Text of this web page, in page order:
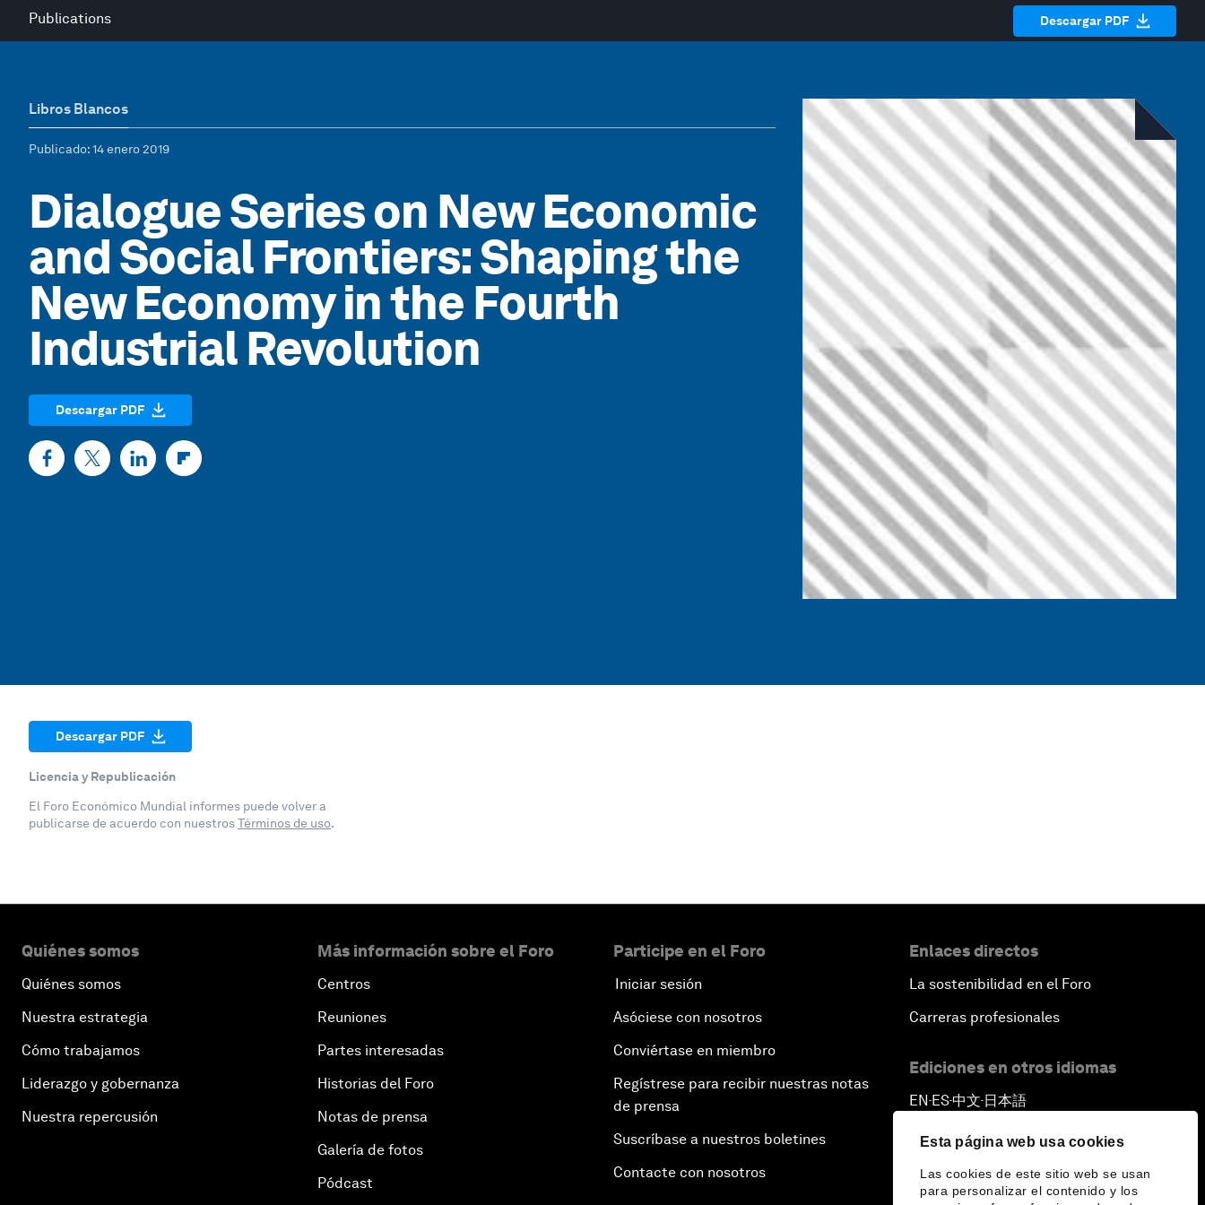
Esta página web usa cookies
Las cookies de este sitio web se usan
para personalizar el contenido y los
Publications Descargar PDF
Libros Blancos
Publicado: 14 enero 2019
Dialogue Series on New Economic
and Social Frontiers: Shaping the
New Economy in the Fourth
Industrial Revolution
Descargar PDF
Descargar PDF
Licencia y Republicación
El Foro Económico Mundial informes puede volver a
publicarse de acuerdo con nuestrosTérminos de uso.
Quiénes somos
Quiénes somos
Nuestra estrategia
Cómo trabajamos
Liderazgo y gobernanza
Nuestra repercusión
Más información sobre el Foro
Centros
Reuniones
Partes interesadas
Historias del Foro
Notas de prensa
Galería de fotos
Pódcast
Participe en el Foro
Iniciar sesión
Asóciese con nosotros
Conviértase en miembro
Regístrese para recibir nuestras notas
de prensa
Suscríbase a nuestros boletines
Contacte con nosotros
Enlaces directos
La sostenibilidad en el Foro
Carreras profesionales
Ediciones en otros idiomas
EN ▪ES▪中文▪ 日本語